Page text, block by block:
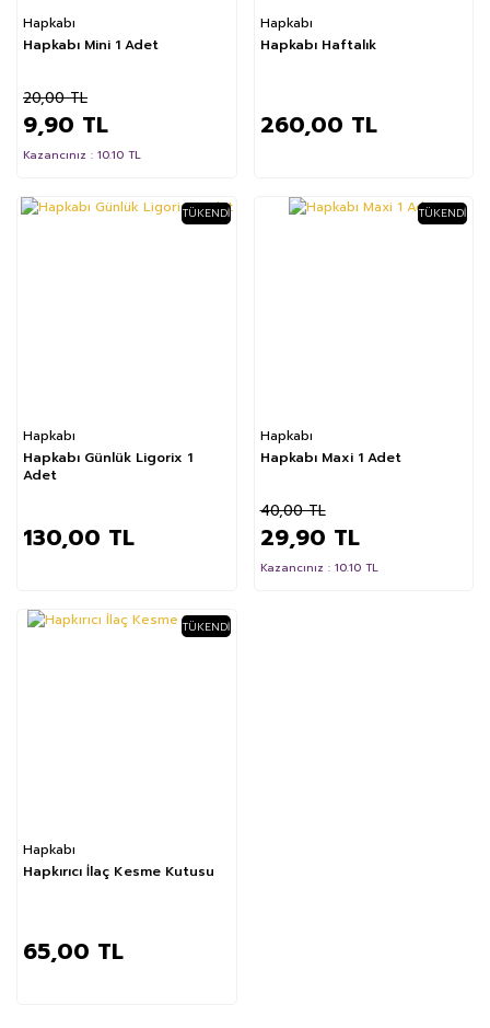
Hapkabı
Hapkabı Mini 1 Adet
9,90 TL
20,00 TL
Kazancınız : 10.10 TL
Hapkabı
Hapkabı Haftalık
260,00 TL
TÜKENDI
Hapkabı
Hapkabı Günlük Ligorix 1
Adet
130,00 TL
TÜKENDI
Hapkabı
Hapkabı Maxi 1 Adet
29,90 TL
40,00 TL
Kazancınız : 10.10 TL
TÜKENDI
Hapkabı
Hapkırıcı İlaç Kesme Kutusu
65,00 TL